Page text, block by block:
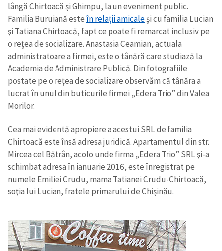
SUSȚINE
lângă Chirtoacă şi Ghimpu, la un eveniment public.
Familia Buruiană esteîn relaţii amicaleşi cu familia Lucian
şi Tatiana Chirtoacă, fapt ce poate fi remarcat inclusiv pe
o reţea de socializare. Anastasia Ceamian, actuala
administratoare a firmei, este o tânără care studiază la
Academia de Administrare Publică. Din fotografiile
postate pe o reţea de socializare observăm că tânăra a
lucrat în unul din buticurile firmei „Edera Trio” din Valea
Morilor.
Cea mai evidentă apropiere a acestui SRL de familia
Chirtoacă este însă adresa juridică. Apartamentul din str.
Mircea cel Bătrân, acolo unde firma „Edera Trio” SRL şi-a
schimbat adresa în ianuarie 2016, este înregistrat pe
numele Emiliei Crudu, mama Tatianei Crudu-Chirtoacă,
soţia lui Lucian, fratele primarului de Chişinău.